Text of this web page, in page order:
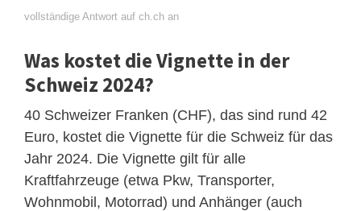
vollständige Antwort auf ch.ch an
Was kostet die Vignette in der
Schweiz 2024?
40 Schweizer Franken (CHF), das sind rund 42
Euro, kostet die Vignette für die Schweiz für das
Jahr 2024. Die Vignette gilt für alle
Kraftfahrzeuge (etwa Pkw, Transporter,
Wohnmobil, Motorrad) und Anhänger (auch